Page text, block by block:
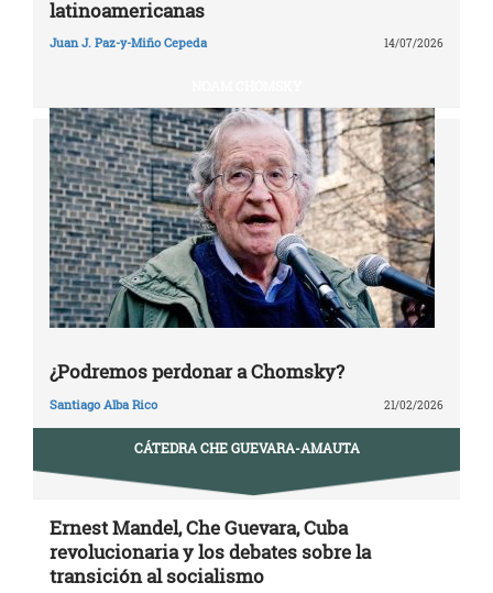
latinoamericanas
Juan J. Paz-y-Miño Cepeda 14/07/2026
¿Podremos perdonar a Chomsky?
Santiago Alba Rico 21/02/2026
CÁTEDRA CHE GUEVARA-AMAUTA
Ernest Mandel, Che Guevara, Cuba
revolucionaria y los debates sobre la
transición al socialismo